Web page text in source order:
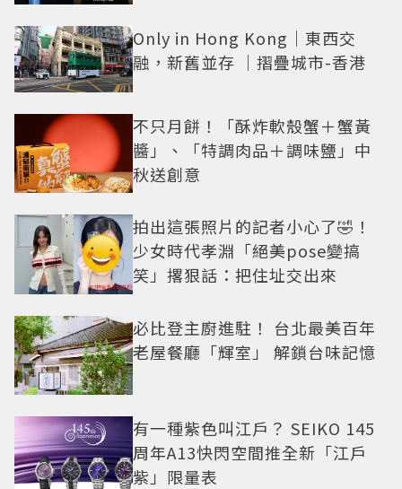
Only in Hong Kong｜東西交
融，新舊並存 ｜摺疊城市-香港
不只月餅！「酥炸軟殼蟹＋蟹黃
醬」、「特調肉品＋調味鹽」中
秋送創意
拍出這張照片的記者小心了🤣！
少女時代孝淵「絕美pose變搞
笑」撂狠話：把住址交出來
必比登主廚進駐！ 台北最美百年
老屋餐廳「輝室」 解鎖台味記憶
有一種紫色叫江戶？ SEIKO 145
周年A13快閃空間推全新「江戶
紫」限量表